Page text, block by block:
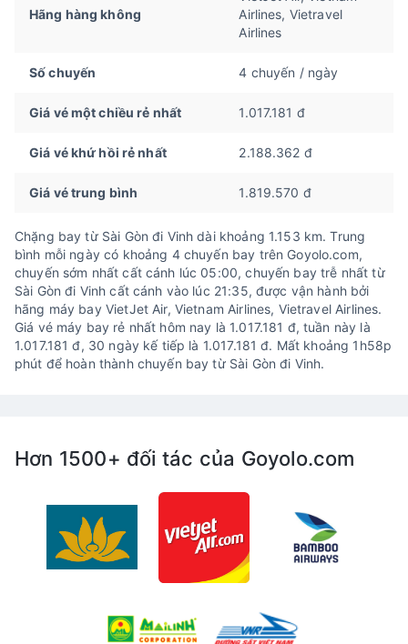
Hãng hàng không
Airlines, Vietravel
Airlines
Số chuyến 4 chuyến / ngày
Giá vé một chiều rẻ nhất 1.017.181 đ
Giá vé khứ hồi rẻ nhất 2.188.362 đ
Giá vé trung bình 1.819.570 đ
Chặng bay từ Sài Gòn đi Vinh dài khoảng 1.153 km. Trung
bình mỗi ngày có khoảng 4 chuyến bay trên Goyolo.com,
chuyến sớm nhất cất cánh lúc 05:00, chuyến bay trễ nhất từ
Sài Gòn đi Vinh cất cánh vào lúc 21:35, được vận hành bởi
hãng máy bay VietJet Air, Vietnam Airlines, Vietravel Airlines.
Giá vé máy bay rẻ nhất hôm nay là 1.017.181 đ, tuần này là
1.017.181 đ, 30 ngày kế tiếp là 1.017.181 đ. Mất khoảng 1h58p
phút để hoàn thành chuyến bay từ Sài Gòn đi Vinh.
Hơn 1500+ đối tác của Goyolo.com